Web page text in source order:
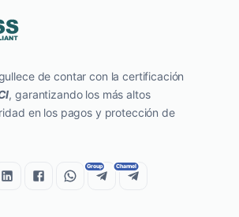
de contar con la certificación
, garantizando los más altos
en los pagos y protección de
Group Channel